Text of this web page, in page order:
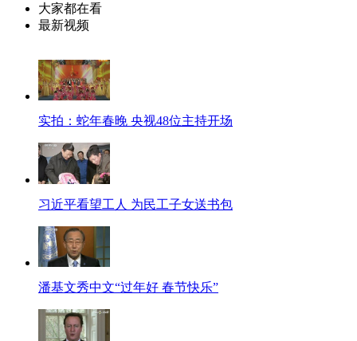
大家都在看
最新视频
实拍：蛇年春晚 央视48位主持开场
习近平看望工人 为民工子女送书包
潘基文秀中文“过年好 春节快乐”